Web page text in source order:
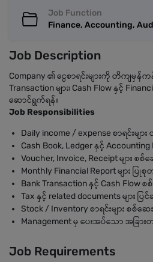
Job Function
Finance, Accounting,
Job Description
Company ၏ ငွေစာရင်းများကို တိကျမှန်က
Transaction များ၊ Cash Flow နှင့်
ဆောင်ရွက်ရန်။
Job Responsibilities
Daily income / expense စာရင်းမျာ
Cash Book, Ledger နှင့် Accounting
Voucher, Invoice, Receipt များ စစ်ဆ
Monthly Financial Report များ ပြုစုတ
Bank Transaction နှင့် Cash Flow စစ်
Tax နှင့် related documents များ ပ
Stock / Inventory စာရင်းများ စစ်ဆေး
Management မှ ပေးအပ်သော အခြား
Job Requirements